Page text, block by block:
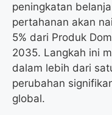
peningkatan
pertahanan akan
5% dari Produk
2035. Langkah ini
dalam lebih dari
perubahan
global.